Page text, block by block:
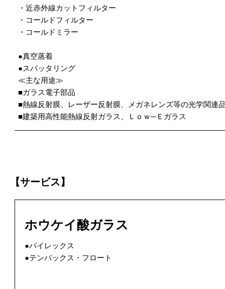
・近赤外線カットフィルター
・コールドフィルター
・コールドミラー
●真空蒸着
●スパッタリング
≪主な用途≫
■ガラス電子部品
■熱線反射膜、レーザー反射膜、メガネレンズ等の光学関連
■建築用高性能熱線反射ガラス、Ｌｏｗ─Ｅガラス
【サービス】
ホウケイ酸ガラス
●パイレックス
●テンパックス・フロート